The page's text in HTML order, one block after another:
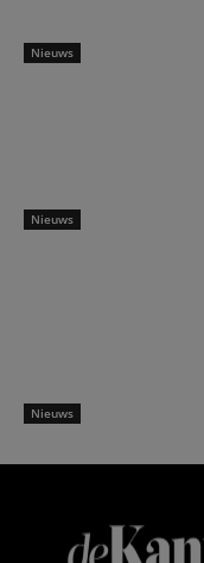
Nieuws
Nieuws
Nieuws